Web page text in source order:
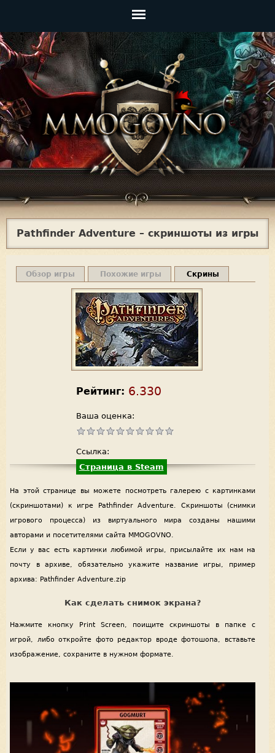
Главное
меню
Jump to navigation
Pathfinder Adventure – скриншоты из игры
Обзор игры Похожие игры Скрины
Рейтинг: 6.330
Ваша оценка:
Ссылка:
Страница в Steam
На этой странице вы можете посмотреть галерею с картинками
(скриншотами) к игре Pathfinder Adventure. Скриншоты (снимки
игрового процесса) из виртуального мира созданы нашими
авторами и посетителями сайта MMOGOVNO.
Если у вас есть картинки любимой игры, присылайте их нам на
почту в архиве, обязательно укажите название игры, пример
архива: Pathfinder Adventure.zip
Как сделать снимок экрана?
Нажмите кнопку Print Screen, поищите скриншоты в папке с
игрой, либо откройте фото редактор вроде фотошопа, вставьте
изображение, сохраните в нужном формате.